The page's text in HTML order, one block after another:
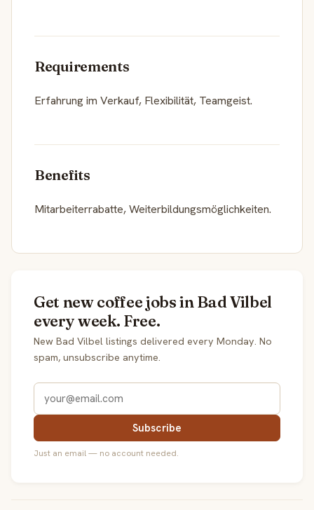
Requirements
Erfahrung im Verkauf, Flexibilität, Teamgeist.
Benefits
Mitarbeiterrabatte, Weiterbildungsmöglichkeiten.
Get new coffee jobs in Bad Vilbel
every week. Free.
New Bad Vilbel listings delivered every Monday. No
spam, unsubscribe anytime.
Subscribe
Just an email — no account needed.